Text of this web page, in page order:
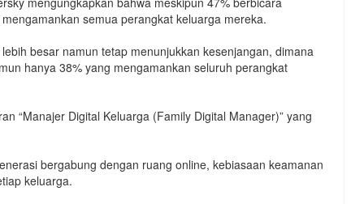
semua perangkat keluarga mereka.
besar namun tetap menunjukkan kesenjangan, dimana
hanya 38% yang mengamankan seluruh perangkat
“Manajer Digital Keluarga (Family Digital Manager)” yang
bergabung dengan ruang online, kebiasaan keamanan
keluarga.